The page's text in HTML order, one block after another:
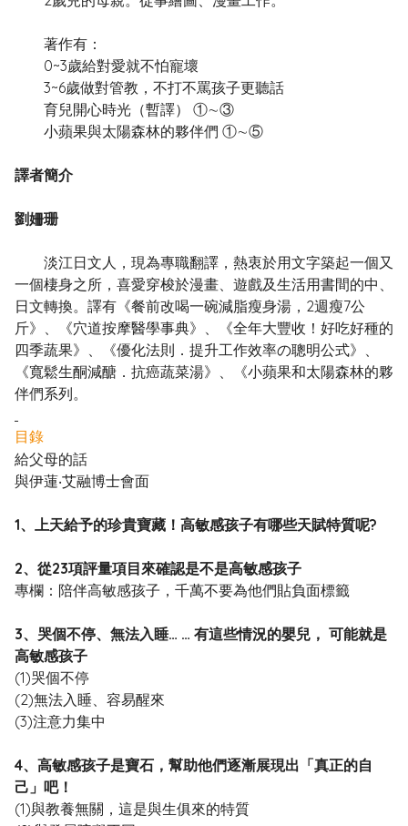
著作有：
0~3歲給對愛就不怕寵壞
3~6歲做對管教，不打不罵孩子更聽話
育兒開心時光（暫譯） ①∼③
小蘋果與太陽森林的夥伴們 ①∼⑤
譯者簡介
劉姍珊
淡江日文人，現為專職翻譯，熱衷於用文字築起一個又
一個棲身之所，喜愛穿梭於漫畫、遊戲及生活用書間的中、
日文轉換。譯有《餐前改喝一碗減脂瘦身湯，2週瘦7公
斤》、《穴道按摩醫學事典》、《全年大豐收！好吃好種的
四季蔬果》、《優化法則．提升工作效率の聰明公式》、
《寬鬆生酮減醣．抗癌蔬菜湯》、《小蘋果和太陽森林的夥
伴們系列。
目錄
給父母的話
與伊蓮‧艾融博士會面
1、上天給予的珍貴寶藏！高敏感孩子有哪些天賦特質呢?
2、從23項評量項目來確認是不是高敏感孩子
專欄：陪伴高敏感孩子，千萬不要為他們貼負面標籤
3、哭個不停、無法入睡… … 有這些情況的嬰兒， 可能就是
高敏感孩子
(1)哭個不停
(2)無法入睡、容易醒來
(3)注意力集中
4、高敏感孩子是寶石，幫助他們逐漸展現出「真正的自
己」吧！
(1)與教養無關，這是與生俱來的特質